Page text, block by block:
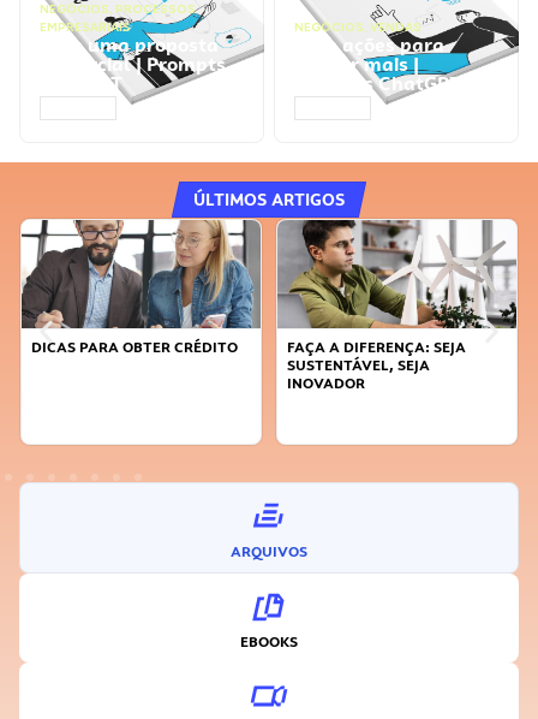
NEGÓCIOS, PROCESSOS
EMPRESARIAIS
Faça uma proposta
comercial | Prompts
ChatGPT
NEGÓCIOS, VENDAS
Faça ações para
vender mais |
Prompts ChatGPT
ÚLTIMOS ARTIGOS
DICAS PARA OBTER CRÉDITO
FAÇA A DIFERENÇA: SEJA
SUSTENTÁVEL, SEJA
INOVADOR
ARQUIVOS
EBOOKS